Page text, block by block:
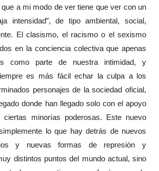
a mi modo de ver tiene que ver con un
intensidad”, de tipo ambiental, social,
El clasismo, el racismo o el sexismo
en la conciencia colectiva que apenas
como parte de nuestra intimidad, y
es más fácil echar la culpa a los
personajes de la sociedad oficial,
donde han llegado solo con el apoyo
ciertas minorías poderosas. Este nuevo
lo que hay detrás de nuevos
y nuevas formas de represión y
distintos puntos del mundo actual, sino